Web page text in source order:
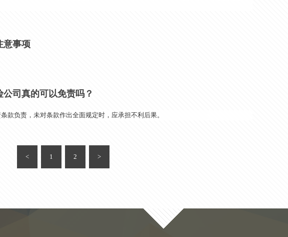
意事项
司真的可以免责吗？
款负责，未对条款作出全面规定时，应承担不利后果。
< 1 2 >